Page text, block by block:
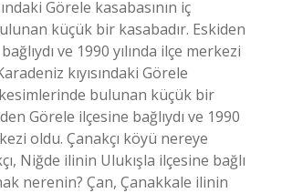
Görele kasabasının iç
küçük bir kasabadır. Eskiden
ve 1990 yılında ilçe merkezi
kıyısındaki Görele
kesimlerinde bulunan küçük bir
Görele ilçesine bağlıydı ve 1990
oldu. Çanakçı köyü nereye
Niğde ilinin Ulukışla ilçesine bağlı
nerenin? Çan, Çanakkale ilinin